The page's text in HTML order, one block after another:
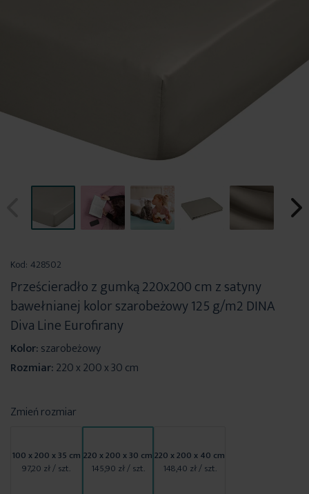
początek
galerii
Kod: 428502
Prześcieradło z gumką 220x200 cm z satyny
bawełnianej kolor szarobeżowy 125 g/m2 DINA
Diva Line Eurofirany
Kolor:szarobeżowy
Rozmiar:220 x 200 x 30 cm
Zmień rozmiar
100 x 200 x 35 cm
97,20 zł/ szt.
220 x 200 x 30 cm
145,90 zł/ szt.
220 x 200 x 40 cm
148,40 zł/ szt.